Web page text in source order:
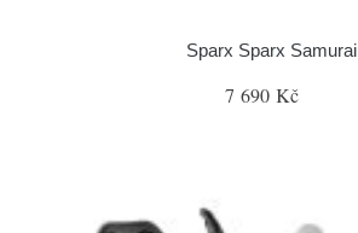
Sparx Sparx Samurai
7 690 Kč